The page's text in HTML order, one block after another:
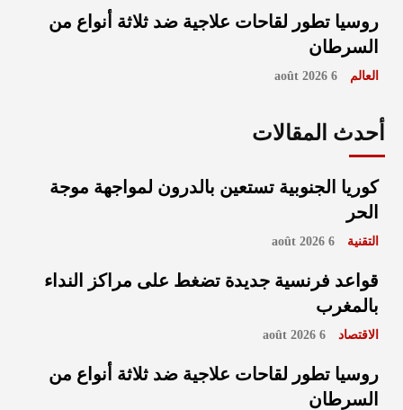
روسيا تطور لقاحات علاجية ضد ثلاثة أنواع من
السرطان
العالم 6 août 2026
أحدث المقالات
كوريا الجنوبية تستعين بالدرون لمواجهة موجة
الحر
التقنية 6 août 2026
قواعد فرنسية جديدة تضغط على مراكز النداء
بالمغرب
الاقتصاد 6 août 2026
روسيا تطور لقاحات علاجية ضد ثلاثة أنواع من
السرطان